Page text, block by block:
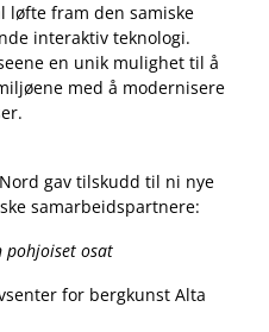
løfte fram den samiske
interaktiv teknologi.
en unik mulighet til å
med å modernisere
gav tilskudd til ni nye
samarbeidspartnere:
pohjoiset osat
for bergkunst Alta